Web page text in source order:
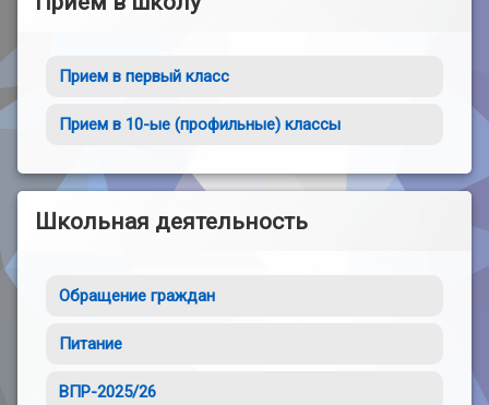
Прием в первый класс
Прием в 10-ые (профильные) классы
Школьная деятельность
Обращение граждан
Питание
ВПР-2025/26